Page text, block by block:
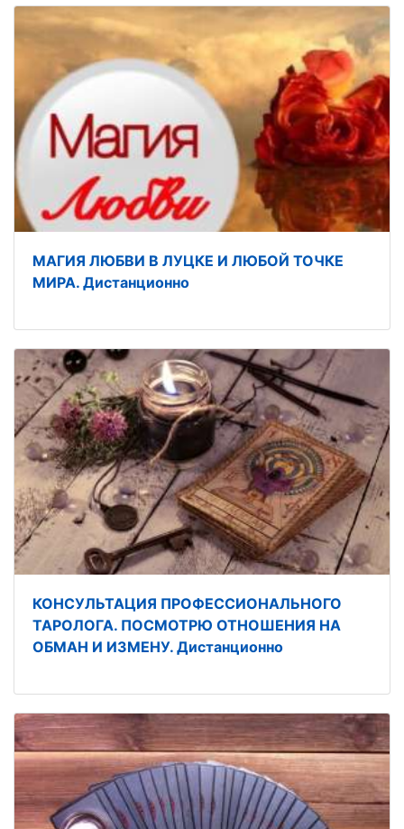
МАГИЯ ЛЮБВИ В ЛУЦКЕ И ЛЮБОЙ ТОЧКЕ
МИРА. Дистанционно
КОНСУЛЬТАЦИЯ ПРОФЕССИОНАЛЬНОГО
ТАРОЛОГА. ПОСМОТРЮ ОТНОШЕНИЯ НА
ОБМАН И ИЗМЕНУ. Дистанционно